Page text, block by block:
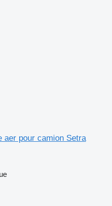
aer pour camion Setra